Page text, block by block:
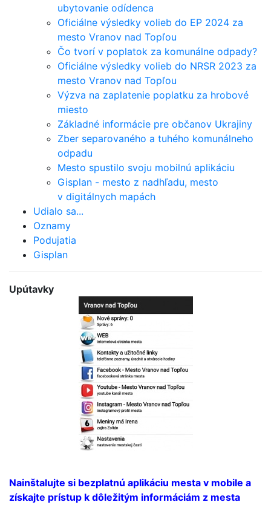
ubytovanie odídenca
Oficiálne výsledky volieb do EP 2024 za
mesto Vranov nad Topľou
Čo tvorí v poplatok za komunálne odpady?
Oficiálne výsledky volieb do NRSR 2023 za
mesto Vranov nad Topľou
Výzva na zaplatenie poplatku za hrobové
miesto
Základné informácie pre občanov Ukrajiny
Zber separovaného a tuhého komunálneho
odpadu
Mesto spustilo svoju mobilnú aplikáciu
Gisplan - mesto z nadhľadu, mesto
v digitálnych mapách
Udialo sa...
Oznamy
Podujatia
Gisplan
Upútavky
Bezplatná aplikácia
mesta
Nainštalujte si bezplatnú aplikáciu mesta v mobile a
získajte prístup k dôležitým informáciám z mesta